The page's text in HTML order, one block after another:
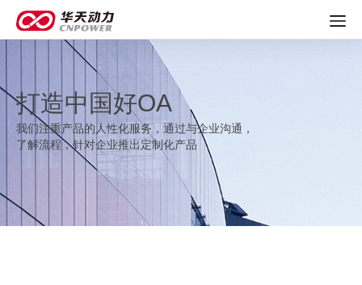
打造中国好OA
我们注重产品的人性化服务，通过与企业沟通，
了解流程，针对企业推出定制化产品